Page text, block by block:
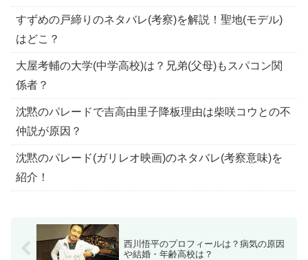
すずめの戸締りのネタバレ(考察)を解説！聖地(モデル)
はどこ？
大屋考輔の大学(中学高校)は？兄弟(父母)もスパコン関
係者？
沈黙のパレードで吉高由里子降板理由は柴咲コウとの不
仲説が原因？
沈黙のパレード(ガリレオ映画)のネタバレ(考察意味)を
紹介！
西川悟平のプロフィールは？病気の原因
や結婚・年齢高校は？